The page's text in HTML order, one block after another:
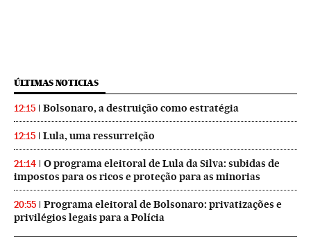
ÚLTIMAS NOTICIAS
12:15 Bolsonaro, a destruição como estratégia
12:15 Lula, uma ressurreição
21:14
O programa eleitoral de Lula da Silva: subidas de
impostos para os ricos e proteção para as minorias
20:55
Programa eleitoral de Bolsonaro: privatizações e
privilégios legais para a Polícia